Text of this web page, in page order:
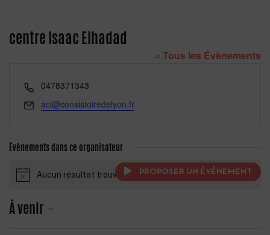
centre Isaac Elhadad
« Tous les Évènements
Téléphone
0478371343
Email
aci@consistoiredelyon.fr
Évènements dans ce organisateur
NoticeAucun résultat trouvé.
À venir
PROPOSER UN ÉVÉNEMENT